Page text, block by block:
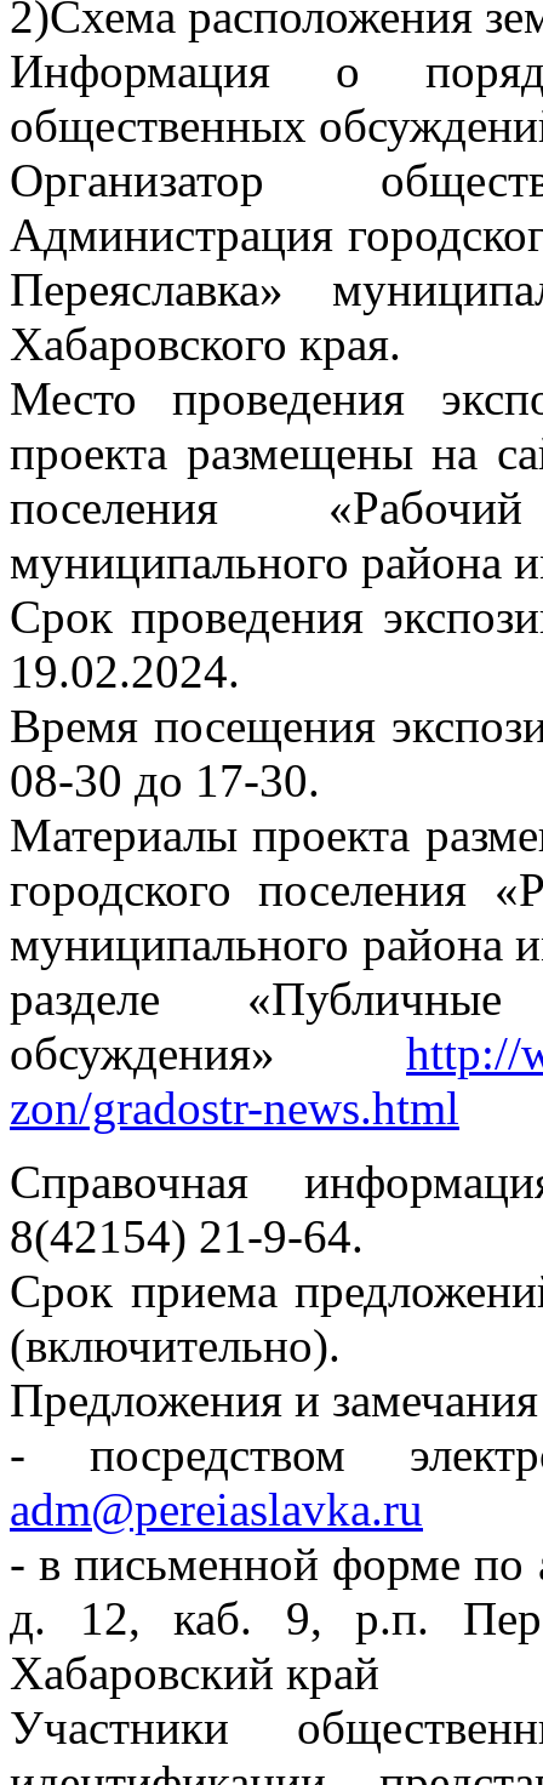
2)Схема расположения
Информация о
общественных
Организатор
Администрация
Переяславка»
Хабаровского края.
Место проведения
проекта размещены на
поселения
муниципального района
Срок проведения
19.02.2024.
Время посещения
08-30 до 17-30.
Материалы проекта
городского поселения
муниципального района
разделе
обсуждения» http://
zon/gradostr-news.html
Справочная
8(42154) 21-9-64.
Срок приема
(включительно).
Предложения и
- посредством
adm@pereiaslavka.ru
- в письменной форме по
д. 12, каб. 9, р.п.
Хабаровский край
Участники